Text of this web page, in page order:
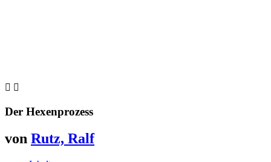
 
Der Hexenprozess
von Rutz, Ralf